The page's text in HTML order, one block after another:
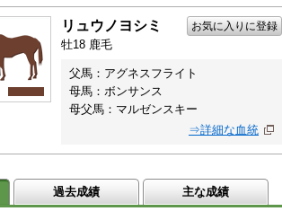
リュウノヨシミ お気に入りに登録
牡18 鹿毛
父馬：アグネスフライト
母馬：ボンサンス
母父馬：マルゼンスキー
⇒詳細な血統
過去成績 主な成績